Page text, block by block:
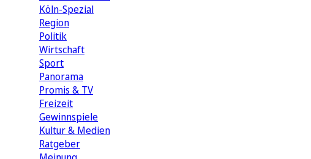
Köln-Spezial
Region
Politik
Wirtschaft
Sport
Panorama
Promis & TV
Freizeit
Gewinnspiele
Kultur & Medien
Ratgeber